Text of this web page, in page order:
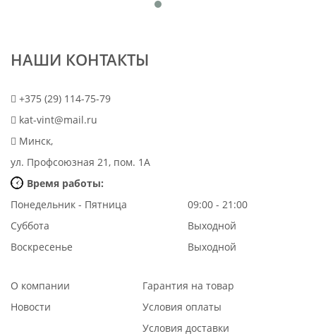
НАШИ КОНТАКТЫ
+375 (29) 114-75-79
kat-vint@mail.ru
Минск,
ул. Профсоюзная 21, пом. 1А
Время работы:
Понедельник - Пятница
09:00 - 21:00
Суббота
Выходной
Воскресенье
Выходной
О компании
Новости
Гарантия на товар
Условия оплаты
Условия доставки